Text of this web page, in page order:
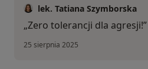
lek. Tatiana Szymborska
„Zero tolerancji dla agresji!”
25 sierpnia 2025